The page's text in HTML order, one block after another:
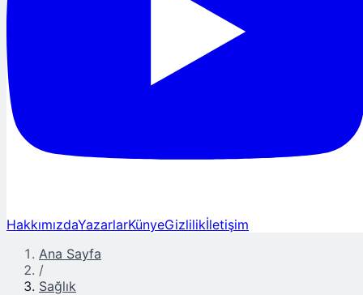
HakkımızdaYazarlarKünyeGizlilikİletişim
Ana Sayfa
/
Sağlık